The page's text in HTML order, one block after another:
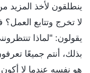
ينطلقون لأخذ المزيد
لا تخرج وتتابع العمل؟
يقولون: "لماذا
بذلك، أنتم جميعًا
هو نفسه عندما لا أكون